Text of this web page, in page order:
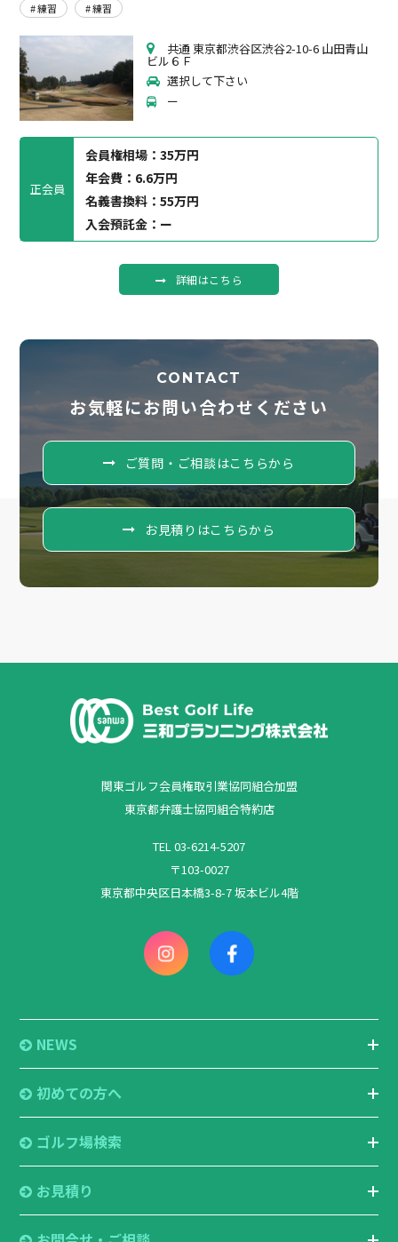
# 練習 # 練習
共通 東京都渋谷区渋谷2-10-6 山田青山
ビル６Ｆ
選択して下さい
ー
正会員
会員権相場：35万円
年会費：6.6万円
名義書換料：55万円
入会預託金：ー
詳細はこちら
CONTACT
お気軽にお問い合わせください
ご質問・ご相談はこちらから
お見積りはこちらから
関東ゴルフ会員権取引業協同組合加盟
東京都弁護士協同組合特約店
TEL 03-6214-5207
〒103-0027
東京都中央区日本橋3-8-7 坂本ビル4階
NEWS
初めての方へ
ゴルフ場検索
お見積り